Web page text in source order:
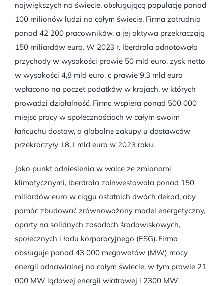
największych na świecie, obsługującą populację ponad
100 milionów ludzi na całym świecie. Firma zatrudnia
ponad 42 200 pracowników, a jej aktywa przekraczają
150 miliardów euro. W 2023 r. Iberdrola odnotowała
przychody w wysokości prawie 50 mld euro, zysk netto
w wysokości 4,8 mld euro, a prawie 9,3 mld euro
wpłacono na poczet podatków w krajach, w których
prowadzi działalność. Firma wspiera ponad 500 000
miejsc pracy w społecznościach w całym swoim
łańcuchu dostaw, a globalne zakupy u dostawców
przekroczyły 18,1 mld euro w 2023 roku.
Jako punkt odniesienia w walce ze zmianami
klimatycznymi, Iberdrola zainwestowała ponad 150
miliardów euro w ciągu ostatnich dwóch dekad, aby
pomóc zbudować zrównoważony model energetyczny,
oparty na solidnych zasadach środowiskowych,
społecznych i ładu korporacyjnego (ESG). Firma
obsługuje ponad 43 000 megawatów (MW) mocy
energii odnawialnej na całym świecie, w tym prawie 21
000 MW lądowej energii wiatrowej i 2300 MW